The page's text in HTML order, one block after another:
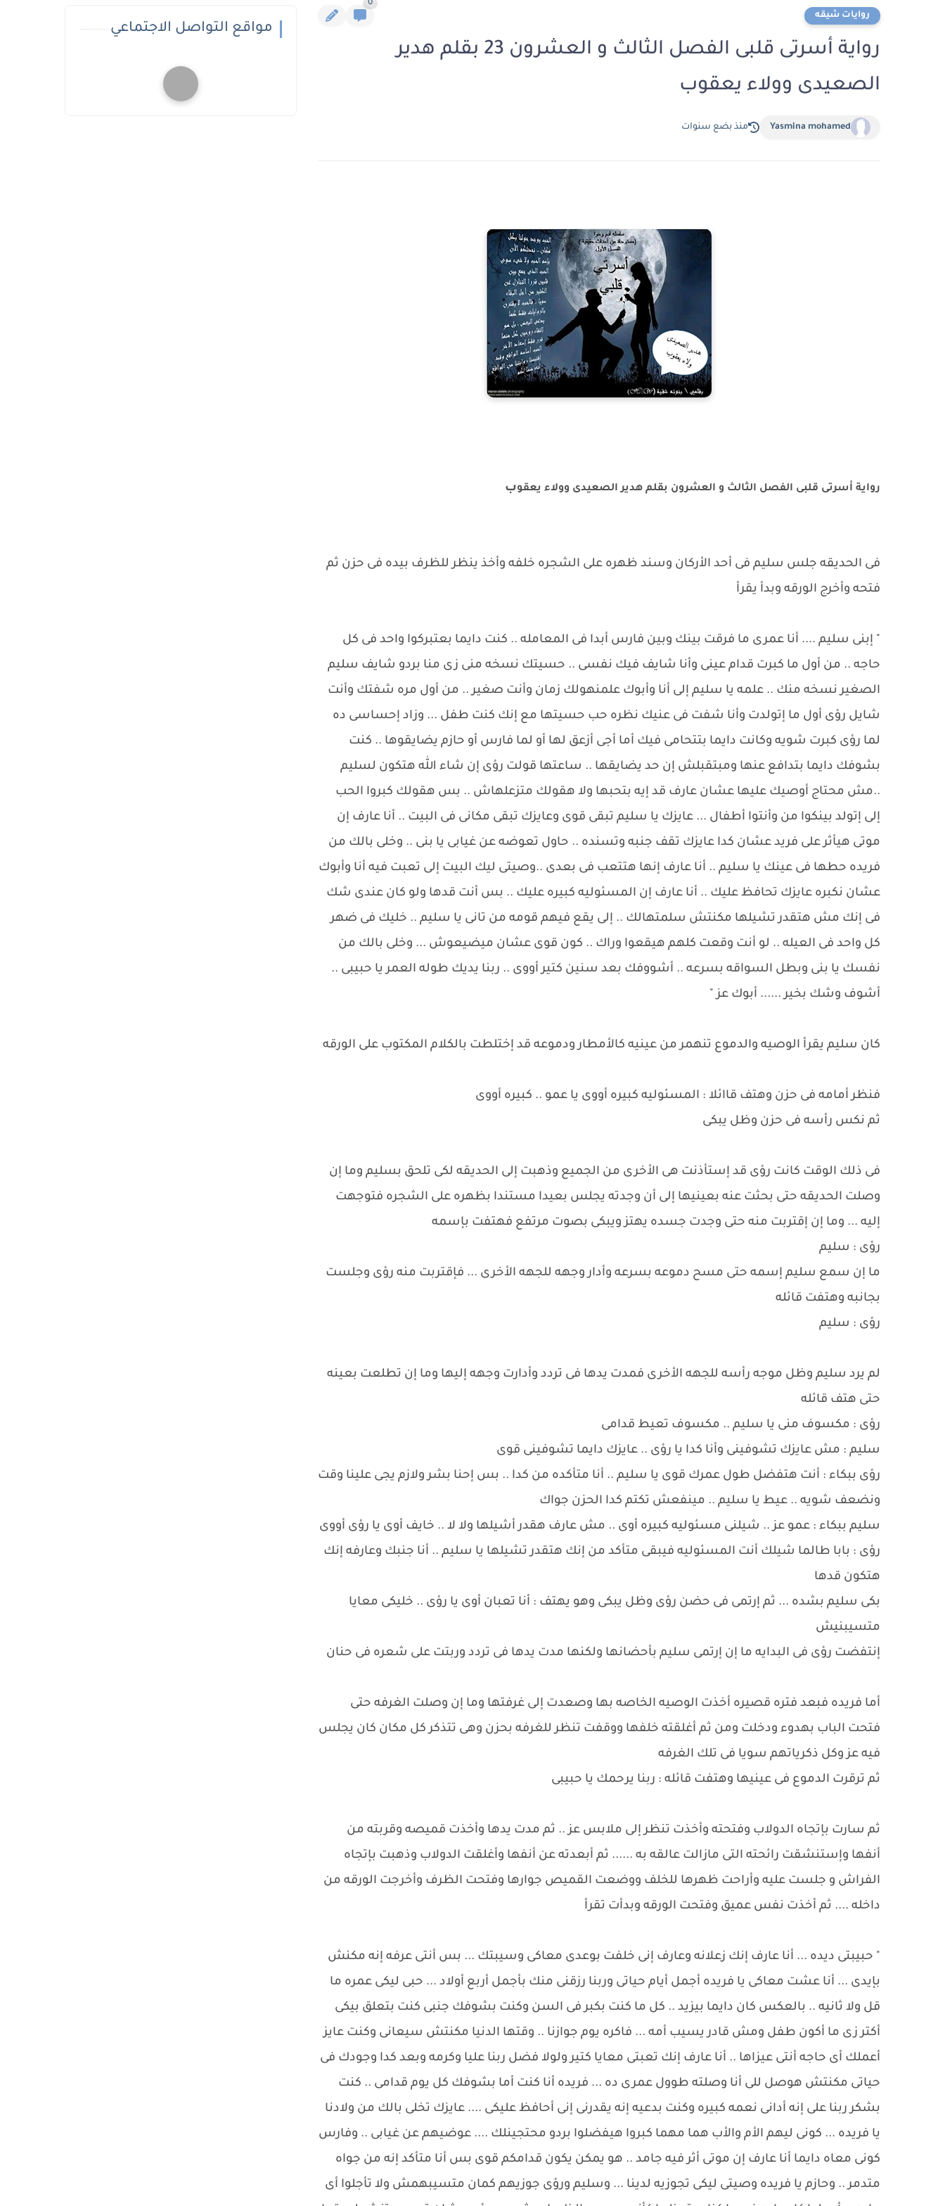
روايات شيقه
0
رواية أسرتى قلبى الفصل الثالث و العشرون 23 بقلم هدير
الصعيدى وولاء يعقوب
Yasmina mohamed منذ بضع سنوات
رواية أسرتى قلبى الفصل الثالث و العشرون بقلم هدير الصعيدى وولاء يعقوب
فى الحديقه جلس سليم فى أحد الأركان وسند ظهره على الشجره خلفه وأخذ ينظر للظرف بيده فى حزن ثم
فتحه وأخرج الورقه وبدأ يقرأ
" إبنى سليم .... أنا عمرى ما فرقت بينك وبين فارس أبدا فى المعامله .. كنت دايما بعتبركوا واحد فى كل
حاجه .. من أول ما كبرت قدام عينى وأنا شايف فيك نفسى .. حسيتك نسخه منى زى منا بردو شايف سليم
الصغير نسخه منك .. علمه يا سليم إلى أنا وأبوك علمنهولك زمان وأنت صغير .. من أول مره شفتك وأنت
شايل رؤى أول ما إتولدت وأنا شفت فى عنيك نظره حب حسيتها مع إنك كنت طفل ... وزاد إحساسى ده
لما رؤى كبرت شويه وكانت دايما بتتحامى فيك أما أجى أزعق لها أو لما فارس أو حازم يضايقوها .. كنت
بشوفك دايما بتدافع عنها ومبتقبلش إن حد يضايقها .. ساعتها قولت رؤى إن شاء الله هتكون لسليم
..مش محتاج أوصيك عليها عشان عارف قد إيه بتحبها ولا هقولك متزعلهاش .. بس هقولك كبروا الحب
إلى إتولد بينكوا من وأنتوا أطفال ... عايزك يا سليم تبقى قوى وعايزك تبقى مكانى فى البيت .. أنا عارف إن
موتى هيأثر على فريد عشان كدا عايزك تقف جنبه وتسنده .. حاول تعوضه عن غيابى يا بنى .. وخلى بالك من
فريده حطها فى عينك يا سليم .. أنا عارف إنها هتتعب فى بعدى ..وصيتى ليك البيت إلى تعبت فيه أنا وأبوك
عشان نكبره عايزك تحافظ عليك .. أنا عارف إن المسئوليه كبيره عليك .. بس أنت قدها ولو كان عندى شك
فى إنك مش هتقدر تشيلها مكنتش سلمتهالك .. إلى يقع فيهم قومه من تانى يا سليم .. خليك فى ضهر
كل واحد فى العيله .. لو أنت وقعت كلهم هيقعوا وراك .. كون قوى عشان ميضيعوش ... وخلى بالك من
نفسك يا بنى وبطل السواقه بسرعه .. أشووفك بعد سنين كتير أووى .. ربنا يديك طوله العمر يا حبيبى ..
أشوف وشك بخير ...... أبوك عز "
كان سليم يقرأ الوصيه والدموع تنهمر من عينيه كالأمطار ودموعه قد إختلطت بالكلام المكتوب على الورقه
فنظر أمامه فى حزن وهتف قاائلا : المسئوليه كبيره أووى يا عمو .. كبيره أووى
ثم نكس رأسه فى حزن وظل يبكى
فى ذلك الوقت كانت رؤى قد إستأذنت هى الأخرى من الجميع وذهبت إلى الحديقه لكى تلحق بسليم وما إن
وصلت الحديقه حتى بحثت عنه بعينيها إلى أن وجدته يجلس بعيدا مستندا بظهره على الشجره فتوجهت
إليه ... وما إن إقتربت منه حتى وجدت جسده يهتز ويبكى بصوت مرتفع فهتفت بإسمه
رؤى : سليم
ما إن سمع سليم إسمه حتى مسح دموعه بسرعه وأدار وجهه للجهه الأخرى ... فإقتربت منه رؤى وجلست
بجانبه وهتفت قائله
رؤى : سليم
لم يرد سليم وظل موجه رأسه للجهه الأخرى فمدت يدها فى تردد وأدارت وجهه إليها وما إن تطلعت بعينه
حتى هتف قائله
رؤى : مكسوف منى يا سليم .. مكسوف تعيط قدامى
سليم : مش عايزك تشوفينى وأنا كدا يا رؤى .. عايزك دايما تشوفينى قوى
رؤى ببكاء : أنت هتفضل طول عمرك قوى يا سليم .. أنا متأكده من كدا .. بس إحنا بشر ولازم يجى علينا وقت
ونضعف شويه .. عيط يا سليم .. مينفعش تكتم كدا الحزن جواك
سليم ببكاء : عمو عز .. شيلنى مسئوليه كبيره أوى .. مش عارف هقدر أشيلها ولا لا .. خايف أوى يا رؤى أووى
رؤى : بابا طالما شيلك أنت المسئوليه فيبقى متأكد من إنك هتقدر تشيلها يا سليم .. أنا جنبك وعارفه إنك
هتكون قدها
بكى سليم بشده ... ثم إرتمى فى حضن رؤى وظل يبكى وهو يهتف : أنا تعبان أوى يا رؤى .. خليكى معايا
متسيبنيش
إنتفضت رؤى فى البدايه ما إن إرتمى سليم بأحضانها ولكنها مدت يدها فى تردد وربتت على شعره فى حنان
أما فريده فبعد فتره قصيره أخذت الوصيه الخاصه بها وصعدت إلى غرفتها وما إن وصلت الغرفه حتى
فتحت الباب بهدوء ودخلت ومن ثم أغلقته خلفها ووقفت تنظر للغرفه بحزن وهى تتذكر كل مكان كان يجلس
فيه عز وكل ذكرياتهم سويا فى تلك الغرفه
ثم ترقرت الدموع فى عينيها وهتفت قائله : ربنا يرحمك يا حبيبى
ثم سارت بإتجاه الدولاب وفتحته وأخذت تنظر إلى ملابس عز .. ثم مدت يدها وأخذت قميصه وقربته من
أنفها وإستنشقت رائحته التى مازالت عالقه به ...... ثم أبعدته عن أنفها وأغلقت الدولاب وذهبت بإتجاه
الفراش و جلست عليه وأراحت ظهرها للخلف ووضعت القميص جوارها وفتحت الظرف وأخرجت الورقه من
داخله .... ثم أخذت نفس عميق وفتحت الورقه وبدأت تقرأ
" حبيبتى ديده ... أنا عارف إنك زعلانه وعارف إنى خلفت بوعدى معاكى وسيبتك ... بس أنتى عرفه إنه مكنش
بإيدى ... أنا عشت معاكى يا فريده أجمل أيام حياتى وربنا رزقنى منك بأجمل أربع أولاد ... حبى ليكى عمره ما
قل ولا ثانيه .. بالعكس كان دايما بيزيد .. كل ما كنت بكبر فى السن وكنت بشوفك جنبى كنت بتعلق بيكى
أكتر زى ما أكون طفل ومش قادر يسيب أمه ... فاكره يوم جوازنا .. وقتها الدنيا مكنتش سيعانى وكنت عايز
أعملك أى حاجه أنتى عيزاها .. أنا عارف إنك تعبتى معايا كتير ولولا فضل ربنا عليا وكرمه وبعد كدا وجودك فى
حياتى مكنتش هوصل للى أنا وصلته طوول عمرى ده ... فريده أنا كنت أما بشوفك كل يوم قدامى .. كنت
بشكر ربنا على إنه أدانى نعمه كبيره وكنت بدعيه إنه يقدرنى إنى أحافظ عليكى .... عايزك تخلى بالك من ولادنا
يا فريده ... كونى ليهم الأم والأب هما مهما كبروا هيفضلوا بردو محتجينلك .... عوضيهم عن غيابى .. وفارس
كونى معاه دايما أنا عارف إن موتى أثر فيه جامد .. هو يمكن يكون قدامكم قوى بس أنا متأكد إنه من جواه
متدمر .. وحازم يا فريده وصيتى ليكى تجوزيه لدينا ... وسليم ورؤى جوزيهم كمان متسيبهمش ولا تأجلوا أى
مواقع التواصل الاجتماعي